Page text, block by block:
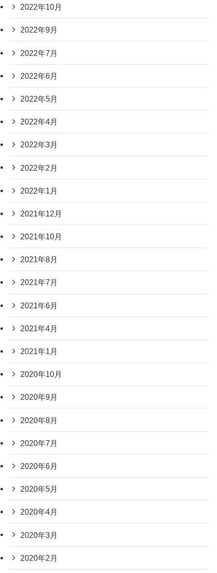
2022年10月
2022年9月
2022年7月
2022年6月
2022年5月
2022年4月
2022年3月
2022年2月
2022年1月
2021年12月
2021年10月
2021年8月
2021年7月
2021年6月
2021年4月
2021年1月
2020年10月
2020年9月
2020年8月
2020年7月
2020年6月
2020年5月
2020年4月
2020年3月
2020年2月